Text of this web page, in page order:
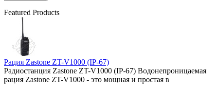
Featured Products
Рация Zastone ZT-V1000 (IP-67)
Радиостанция Zastone ZT-V1000 (IP-67) Водонепроницаемая
рация Zastone ZT-V1000 - это мощная и простая в